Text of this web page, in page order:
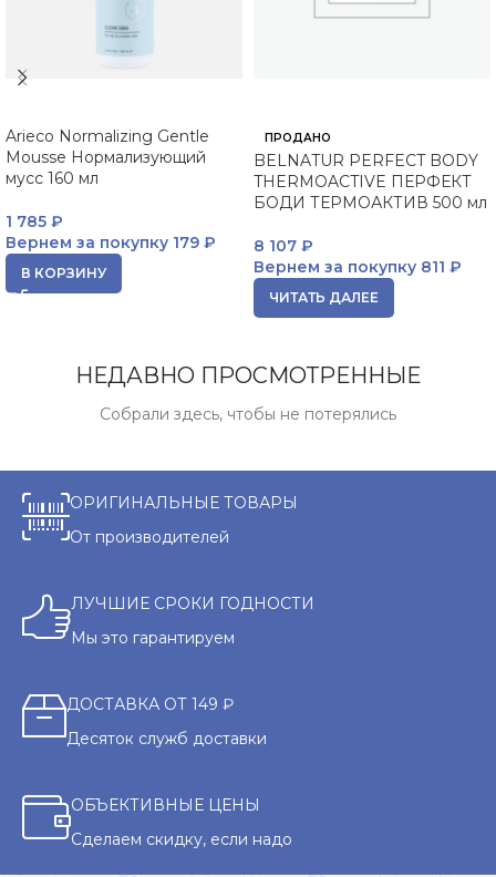
Arieco Normalizing Gentle
Mousse Нормализующий
мусс 160 мл
1 785 ₽
Вернем за покупку 179 ₽
В КОРЗИНУ
ПРОДАНО
BELNATUR PERFECT BODY
THERMOACTIVE ПЕРФЕКТ
БОДИ ТЕРМОАКТИВ 500 мл
8 107 ₽
Вернем за покупку 811 ₽
ЧИТАТЬ ДАЛЕЕ
НЕДАВНО ПРОСМОТРЕННЫЕ
Собрали здесь, чтобы не потерялись
ОРИГИНАЛЬНЫЕ ТОВАРЫ
От производителей
ЛУЧШИЕ СРОКИ ГОДНОСТИ
Мы это гарантируем
ДОСТАВКА ОТ 149 ₽
Десяток служб доставки
ОБЪЕКТИВНЫЕ ЦЕНЫ
Сделаем скидку, если надо